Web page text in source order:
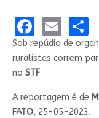
Sob repúdio de
ruralistas correm
no STF.
A reportagem é de
FATO, 25-05-2023.